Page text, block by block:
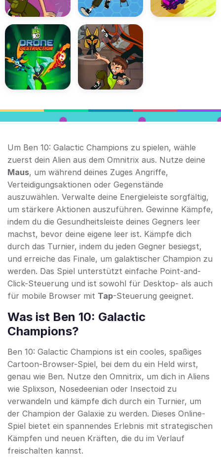
Um Ben 10: Galactic Champions zu spielen, wähle
zuerst dein Alien aus dem Omnitrix aus. Nutze deine
Maus, um während deines Zuges Angriffe,
Verteidigungsaktionen oder Gegenstände
auszuwählen. Verwalte deine Energieleiste sorgfältig,
um stärkere Aktionen auszuführen. Gewinne Kämpfe,
indem du die Gesundheitsleiste deines Gegners leer
machst, bevor deine eigene leer ist. Kämpfe dich
durch das Turnier, indem du jeden Gegner besiegst,
und erreiche das Finale, um galaktischer Champion zu
werden. Das Spiel unterstützt einfache Point-and-
Click-Steuerung und ist sowohl für Desktop- als auch
für mobile Browser mit Tap-Steuerung geeignet.
Was ist Ben 10: Galactic
Champions?
Ben 10: Galactic Champions ist ein cooles, spaßiges
Cartoon-Browser-Spiel, bei dem du ein Held wirst,
genau wie Ben. Nutze den Omnitrix, um dich in Aliens
wie Splixson, Nosedeenian oder Insectoid zu
verwandeln und kämpfe dich durch ein Turnier, um
der Champion der Galaxie zu werden. Dieses Online-
Spiel bietet ein spannendes Erlebnis mit strategischen
Kämpfen und neuen Kräften, die du im Verlauf
freischalten kannst.